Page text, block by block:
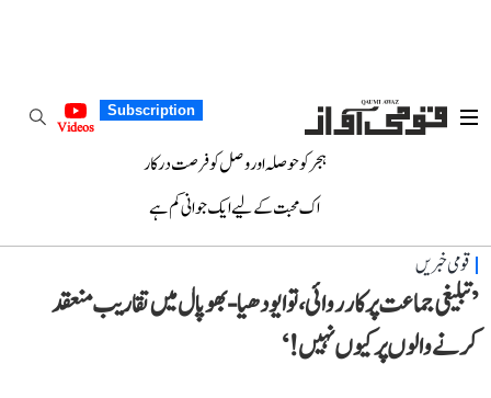
Subscription
Videos
ہجر کو حوصلہ اور وصل کو فرصت درکار
اک محبت کے لیے ایک جوانی کم ہے
قومی خبریں
’تبلیغی جماعت پر کارروائی، تو ایودھیا-بھوپال میں تقاریب منعقد
کرنے والوں پر کیوں نہیں!‘